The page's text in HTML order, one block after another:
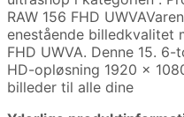
RAW 156 FHD
enestående billedkvalitet
FHD UWVA. Denne 15.
HD-opløsning 1920 x
billeder til alle dine